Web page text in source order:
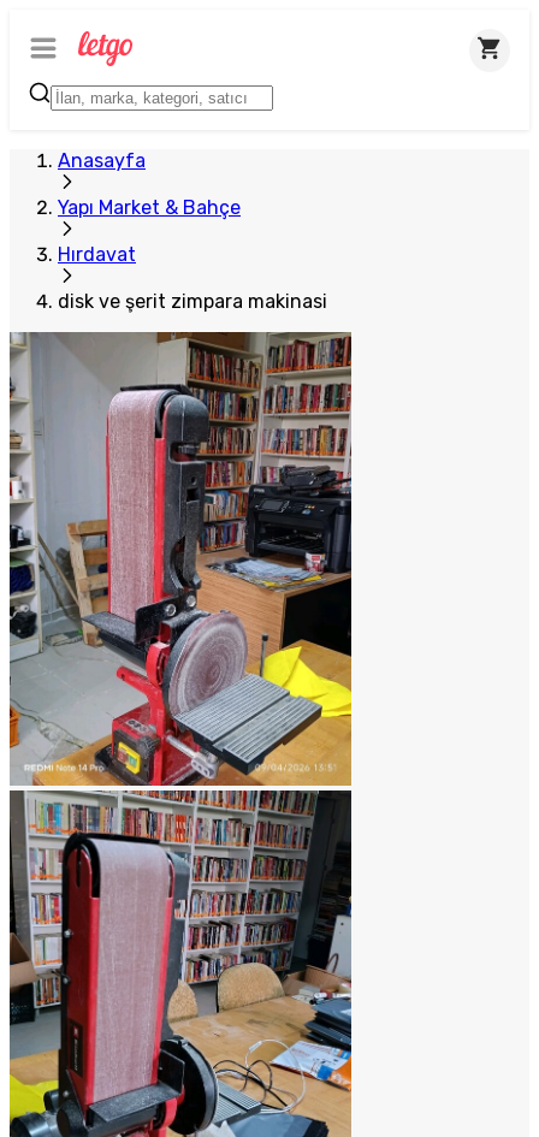
Anasayfa
Yapı Market & Bahçe
Hırdavat
disk ve şerit zimpara makinasi